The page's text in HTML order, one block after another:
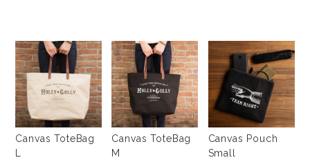
Canvas ToteBag
L
Canvas ToteBag
M
Canvas Pouch
Small